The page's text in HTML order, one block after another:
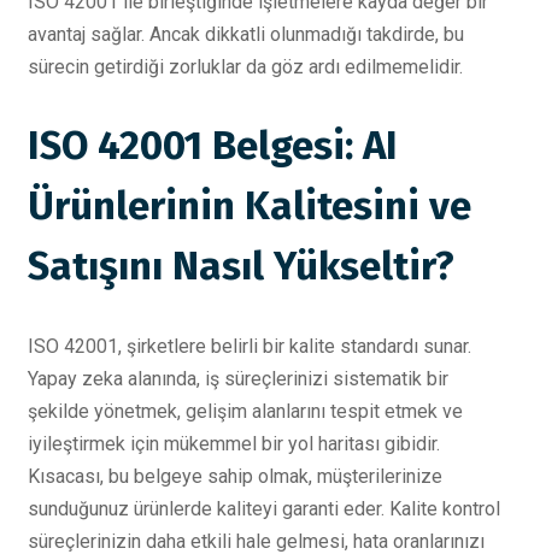
avantaj sağlar. Ancak dikkatli olunmadığı takdirde, bu
sürecin getirdiği zorluklar da göz ardı edilmemelidir.
ISO 42001 Belgesi: AI
Ürünlerinin Kalitesini ve
Satışını Nasıl Yükseltir?
ISO 42001, şirketlere belirli bir kalite standardı sunar.
Yapay zeka alanında, iş süreçlerinizi sistematik bir
şekilde yönetmek, gelişim alanlarını tespit etmek ve
iyileştirmek için mükemmel bir yol haritası gibidir.
Kısacası, bu belgeye sahip olmak, müşterilerinize
sunduğunuz ürünlerde kaliteyi garanti eder. Kalite kontrol
süreçlerinizin daha etkili hale gelmesi, hata oranlarınızı